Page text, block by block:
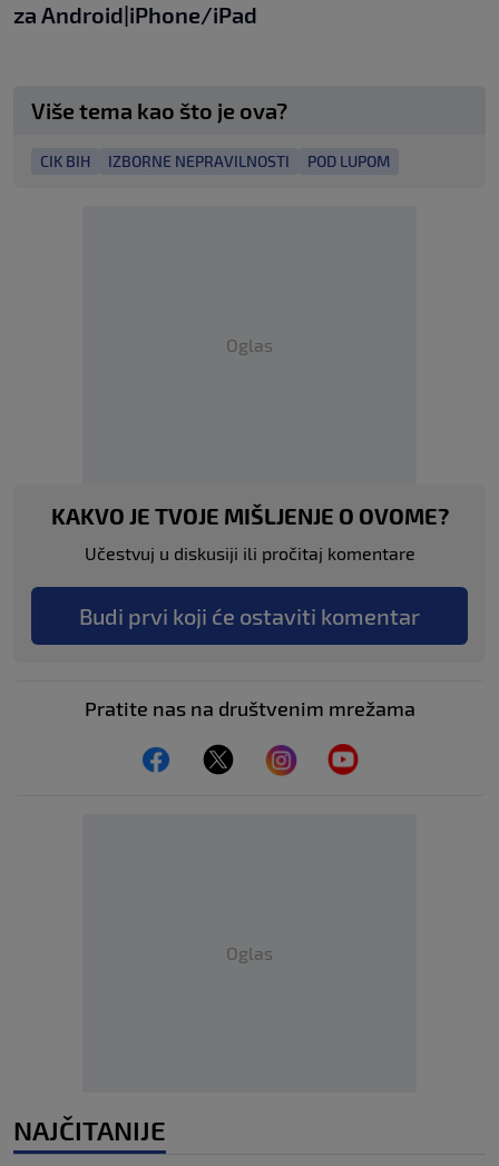
za Android|iPhone/iPad
Više tema kao što je ova?
CIK BIH IZBORNE NEPRAVILNOSTI POD LUPOM
Oglas
KAKVO JE TVOJE MIŠLJENJE O OVOME?
Učestvuj u diskusiji ili pročitaj komentare
Budi prvi koji će ostaviti komentar
Pratite nas na društvenim mrežama
Oglas
NAJČITANIJE